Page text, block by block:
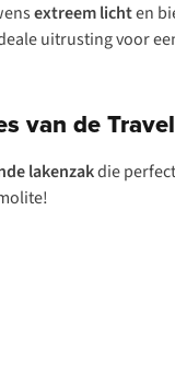
extreem lichten
uitrusting voor
van de
lakenzakdie